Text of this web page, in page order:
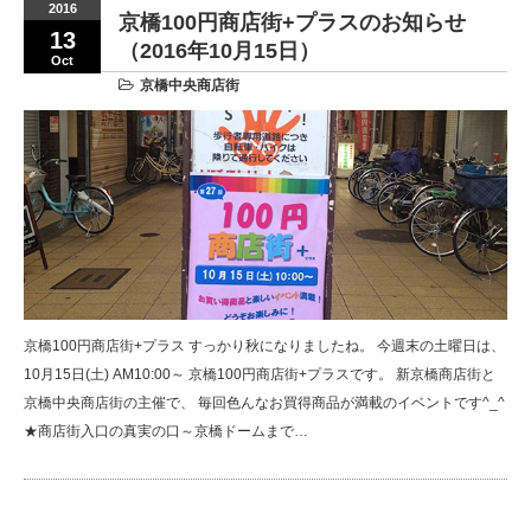
2016
13
Oct
京橋100円商店街+プラスのお知らせ
（2016年10月15日）
京橋中央商店街
京橋100円商店街+プラス すっかり秋になりましたね。 今週末の土曜日は、
10月15日(土) AM10:00～ 京橋100円商店街+プラスです。 新京橋商店街と
京橋中央商店街の主催で、 毎回色んなお買得商品が満載のイベントです^_^
★商店街入口の真実の口～京橋ドームまで…